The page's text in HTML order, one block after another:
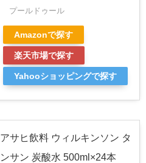
プールドゥール
Amazonで探す
楽天市場で探す
Yahooショッピングで探す
アサヒ飲料 ウィルキンソン タ
ンサン 炭酸水 500ml×24本